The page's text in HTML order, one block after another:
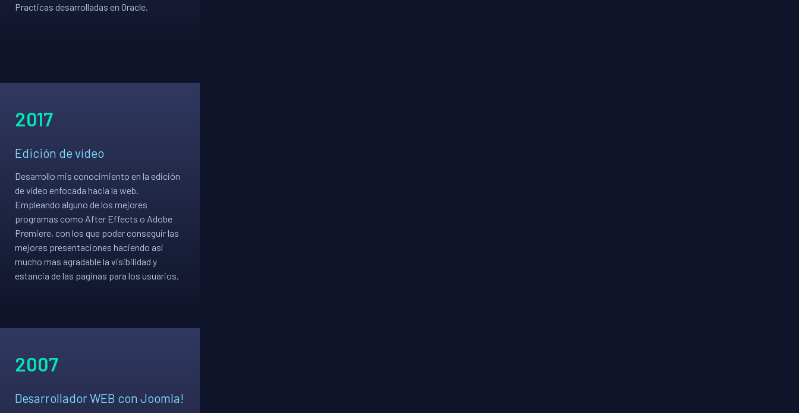
Practicas desarrolladas en Oracle.
2017
Edición de vídeo
Desarrollo mis conocimiento en la edición
de vídeo enfocada hacia la web.
Empleando alguno de los mejores
programas como After Effects o Adobe
Premiere, con los que poder conseguir las
mejores presentaciones haciendo así
mucho mas agradable la visibilidad y
estancia de las paginas para los usuarios.
2007
Desarrollador WEB con Joomla!